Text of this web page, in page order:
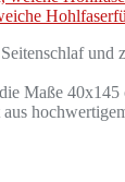
Maße